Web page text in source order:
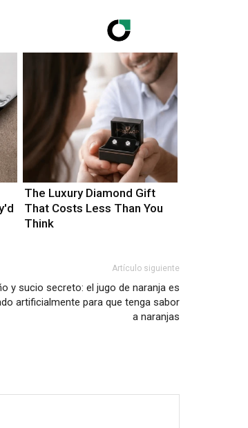
The Luxury Diamond Gift
That Costs Less Than You
Think
Artículo siguiente
y sucio secreto: el jugo de naranja es
artificialmente para que tenga sabor
a naranjas